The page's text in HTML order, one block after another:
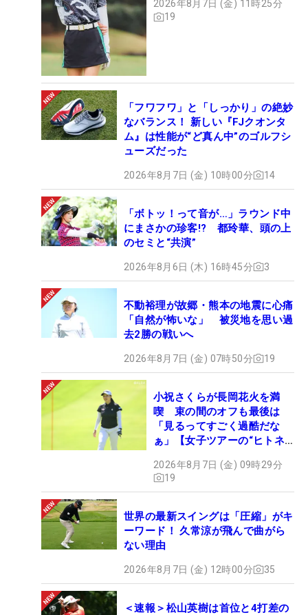
2026年8月7日 (金) 11時25分
19
「フワフワ」と「しっかり」の絶妙
なバランス！ 新しい『FJクオンタ
ム』は性能が“ど真ん中”のゴルフシ
ューズだった
2026年8月7日 (金) 10時00分 14
「ボトッ！って音が…」ラウンド中
にまさかの珍客!? 都玲華、頭の上
のセミと“共演”
2026年8月6日 (木) 16時45分 3
不動裕理が故郷・熊本の地震に心痛
「自然が怖いな」 被災地を思い過
去2勝の戦いへ
2026年8月7日 (金) 07時50分 19
小祝さくらが長岡花火を満
喫 束の間のオフも最後は
「見るってすごく過酷だな
ぁ」【女子ツアーの“ヒトネ
2026年8月7日 (金) 09時29分
19
世界の最新スイングは「圧縮」がキ
ーワード！ 久常涼が飛んで曲がら
ない理由
2026年8月7日 (金) 12時00分 35
＜速報＞松山英樹は首位と4打差の